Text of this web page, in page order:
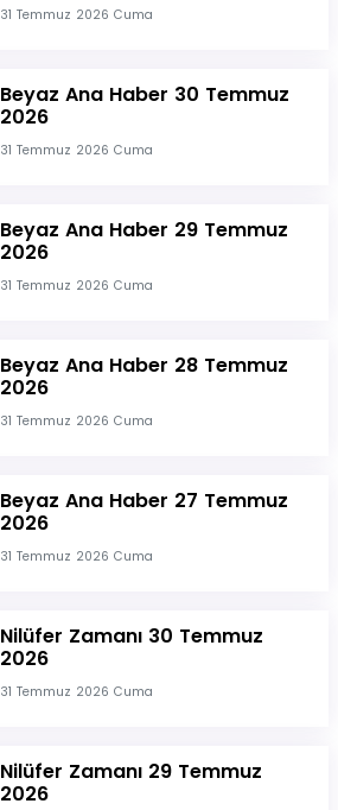
31 Temmuz 2026 Cuma
Beyaz Ana Haber 30 Temmuz
2026
31 Temmuz 2026 Cuma
Beyaz Ana Haber 29 Temmuz
2026
31 Temmuz 2026 Cuma
Beyaz Ana Haber 28 Temmuz
2026
31 Temmuz 2026 Cuma
Beyaz Ana Haber 27 Temmuz
2026
31 Temmuz 2026 Cuma
Nilüfer Zamanı 30 Temmuz
2026
31 Temmuz 2026 Cuma
Nilüfer Zamanı 29 Temmuz
2026